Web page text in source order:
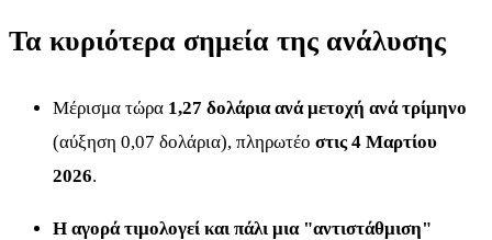
Τα κυριότερα σημεία της ανάλυσης
Μέρισμα τώρα 1,27 δολάρια ανά μετοχή ανά τρίμηνο
(αύξηση 0,07 δολάρια), πληρωτέο στις 4 Μαρτίου
2026.
Η αγορά τιμολογεί και πάλι μια "αντιστάθμιση"